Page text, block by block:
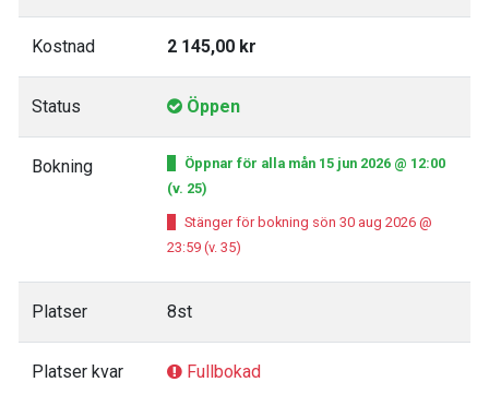
Kostnad 2 145,00 kr
Status Öppen
Bokning
Öppnar för alla mån 15 jun 2026 @ 12:00
(v. 25)
Stänger för bokning sön 30 aug 2026 @
23:59 (v. 35)
Platser 8st
Platser kvar Fullbokad